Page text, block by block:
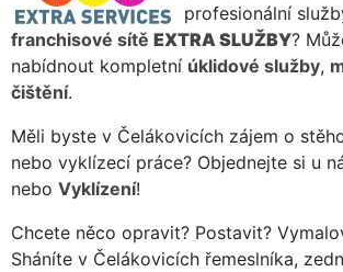
profesionální
franchisové sítě EXTRA SLUŽBY?
nabídnout kompletní úklidové služby,
čištění.
Měli byste v Čelákovicích zájem o
nebo vyklízecí práce? Objednejte si u
nebo Vyklízení!
Chcete něco opravit? Postavit?
Sháníte v Čelákovicích řemeslníka,